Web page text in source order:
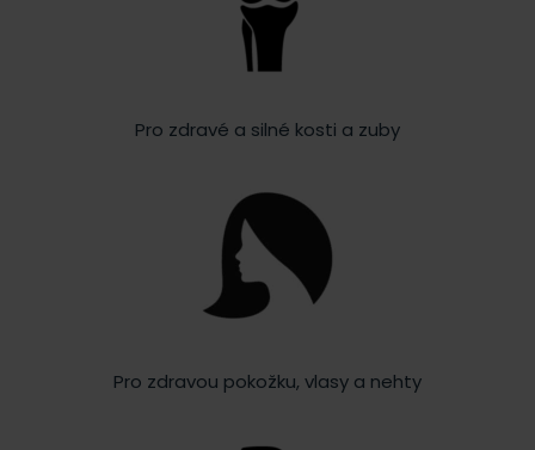
Pro zdravé a silné kosti a zuby
Pro zdravou pokožku, vlasy a nehty